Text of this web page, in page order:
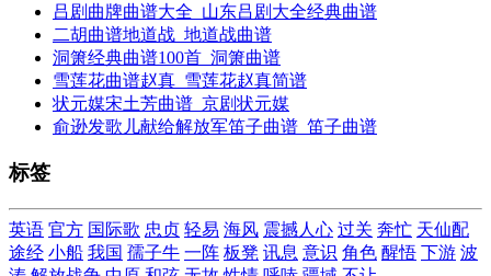
吕剧曲牌曲谱大全_山东吕剧大全经典曲谱
二胡曲谱地道战_地道战曲谱
洞箫经典曲谱100首_洞箫曲谱
雪莲花曲谱赵真_雪莲花赵真简谱
状元媒宋土芳曲谱_京剧状元媒
俞逊发歌儿献给解放军笛子曲谱_笛子曲谱
标签
英语 官方 国际歌 忠贞 轻易 海风 震撼人心 过关 奔忙 天仙配
途经 小船 我国 孺子牛 一阵 板凳 讯息 意识 角色 醒悟 下游 波